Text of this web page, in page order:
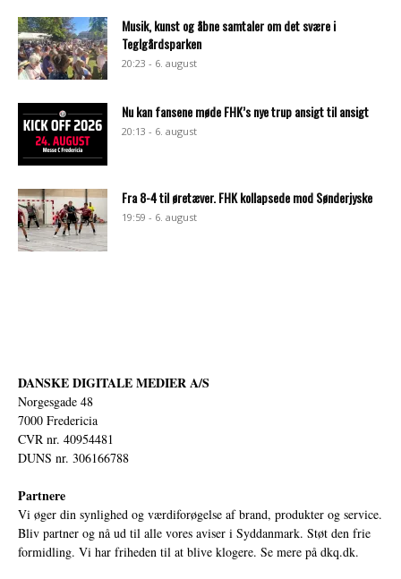
Musik, kunst og åbne samtaler om det svære i
Teglgårdsparken
20:23 - 6. august
Nu kan fansene møde FHK’s nye trup ansigt til ansigt
20:13 - 6. august
Fra 8-4 til øretæver. FHK kollapsede mod Sønderjyske
19:59 - 6. august
DANSKE DIGITALE MEDIER A/S
Norgesgade 48
7000 Fredericia
CVR nr. 40954481
DUNS nr. 306166788
Partnere
Vi øger din synlighed og værdiforøgelse af brand, produkter og service.
Bliv partner og nå ud til alle vores aviser i Syddanmark. Støt den frie
formidling. Vi har friheden til at blive klogere. Se mere på dkq.dk.